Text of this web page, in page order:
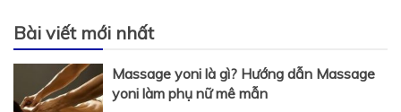
Bài viết mới nhất
Massage yoni là gì? Hướng dẫn Massage
yoni làm phụ nữ mê mẫn